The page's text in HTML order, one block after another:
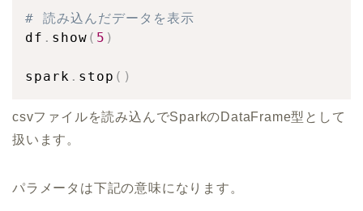
# 読み込んだデータを表示
df . show ( 5 )
spark . stop ( )
csvファイルを読み込んでSparkのDataFrame型として
扱います。
パラメータは下記の意味になります。